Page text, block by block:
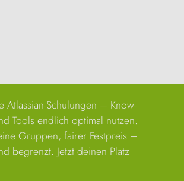
Schulungen – Know-
Tools endlich optimal nutzen.
Gruppen, fairer Festpreis –
begrenzt. Jetzt deinen Platz
aufnehmen
uns eine